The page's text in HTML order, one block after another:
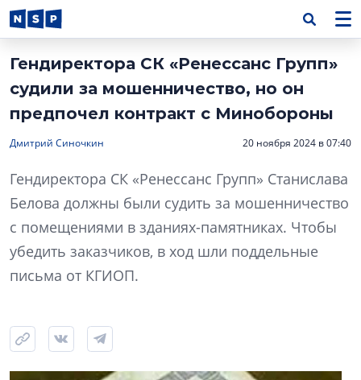
Гендиректора СК «Ренессанс Групп»
судили за мошенничество, но он
предпочел контракт с Минобороны
Дмитрий Синочкин 20 ноября 2024 в 07:40
Гендиректора СК «Ренессанс Групп» Станислава
Белова должны были судить за мошенничество
с помещениями в зданиях-памятниках. Чтобы
убедить заказчиков, в ход шли поддельные
письма от КГИОП.